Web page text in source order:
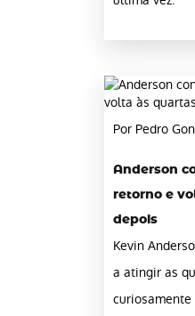
Por Pedro
Anderson
retorno e
depois
Kevin
a atingir as